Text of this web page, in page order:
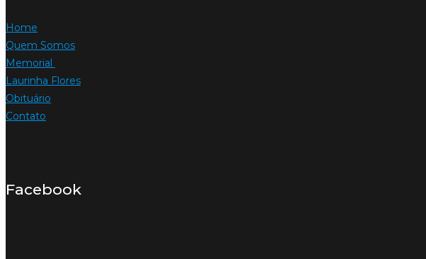
Home
Quem Somos
Memorial
Laurinha Flores
Obituário
Contato
Facebook